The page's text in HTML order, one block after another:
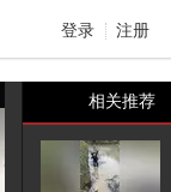
登录 注册
相关推荐